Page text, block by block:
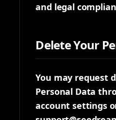
and legal
Delete Your
You may request
Personal Data
account settings